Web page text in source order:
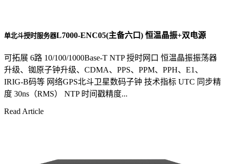
单北斗授时服务器L7000-ENC05(主备六口) 恒温晶振+双电源
可拓展 6路 10/100/1000Base-T NTP 授时网口 恒温晶振振荡器
升级、铷原子钟升级、CDMA、PPS、PPM、PPH、E1、
IRIG-B码等 网络GPS北斗卫星数码子钟 技术指标 UTC 同步精
度 30ns（RMS） NTP 时间戳精度...
Read Article